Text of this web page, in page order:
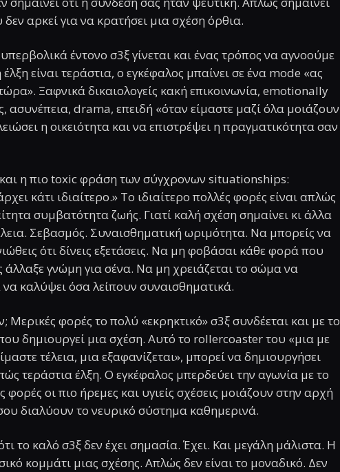
αρκεί για να κρατήσει μια σχέση όρθια.
έντονο σ3ξ γίνεται και ένας τρόπος να αγνοούμε
είναι τεράστια, ο εγκέφαλος μπαίνει σε ένα mode «ας
Ξαφνικά δικαιολογείς κακή επικοινωνία, emotionally
drama, επειδή «όταν είμαστε μαζί όλα μοιάζουν
η οικειότητα και να επιστρέψει η πραγματικότητα σαν
και η πιο toxic φράση των σύγχρονων situationships:
κάτι ιδιαίτερο.» Το ιδιαίτερο πολλές φορές είναι απλώς
συμβατότητα ζωής. Γιατί καλή σχέση σημαίνει κι άλλα
Σεβασμός. Συναισθηματική ωριμότητα. Να μπορείς να
ότι δίνεις εξετάσεις. Να μη φοβάσαι κάθε φορά που
γνώμη για σένα. Να μη χρειάζεται το σώμα να
να καλύψει όσα λείπουν συναισθηματικά.
Μερικές φορές το πολύ «εκρηκτικό» σ3ξ συνδέεται και με το
δημιουργεί μια σχέση. Αυτό το rollercoaster του «μια με
τέλεια, μια εξαφανίζεται», μπορεί να δημιουργήσει
τεράστια έλξη. Ο εγκέφαλος μπερδεύει την αγωνία με το
φορές οι πιο ήρεμες και υγιείς σχέσεις μοιάζουν στην αρχή
σου διαλύουν το νευρικό σύστημα καθημερινά.
το καλό σ3ξ δεν έχει σημασία. Έχει. Και μεγάλη μάλιστα. Η
κομμάτι μιας σχέσης. Απλώς δεν είναι το μοναδικό. Δεν